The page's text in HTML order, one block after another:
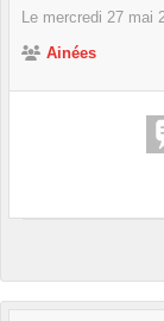
Le mercredi 27 mai
Ainées